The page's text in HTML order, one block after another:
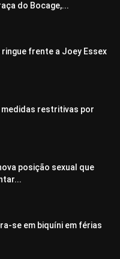
do Bocage,...
ringue frente a Joey Essex
medidas restritivas por
posição sexual que
se em biquíni em férias